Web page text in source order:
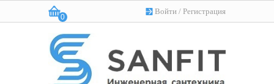
Войти / Регистрация
Корзина:
0
(пусто)